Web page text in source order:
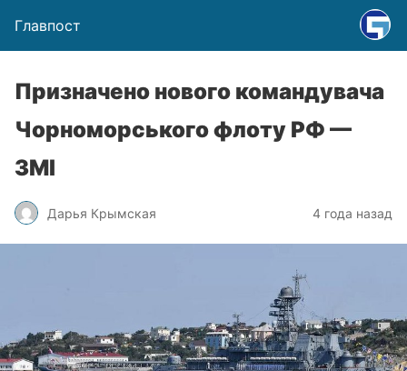
Главпост
Призначено нового командувача
Чорноморського флоту РФ —
ЗМІ
Дарья Крымская 4 года назад